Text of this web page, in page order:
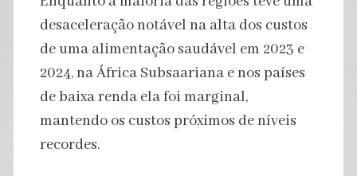
desaceleração notável na alta dos custos
de uma alimentação saudável em 2023 e
2024, na África Subsaariana e nos países
de baixa renda ela foi marginal,
mantendo os custos próximos de níveis
recordes.